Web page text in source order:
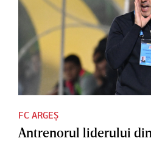
FC ARGEȘ
Antrenorul liderului